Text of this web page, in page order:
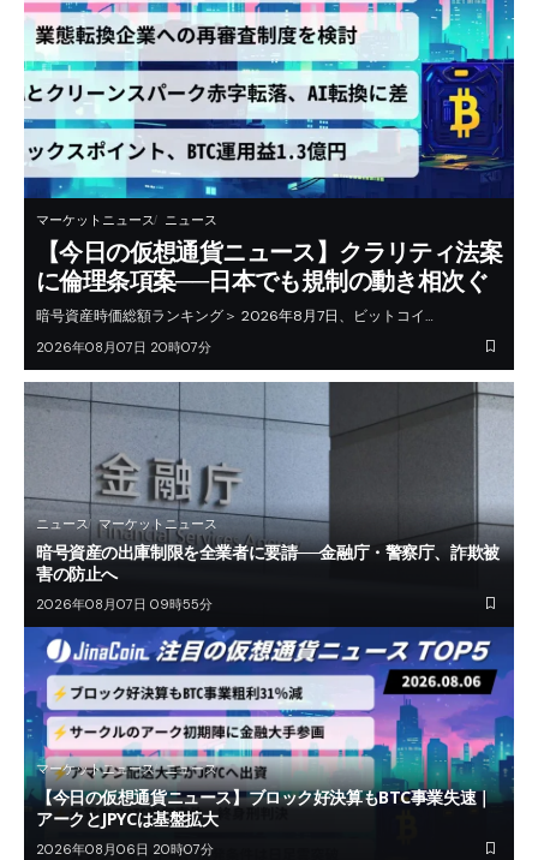
マーケットニュース ニュース
【今日の仮想通貨ニュース】クラリティ法案
に倫理条項案──日本でも規制の動き相次ぐ
暗号資産時価総額ランキング＞ 2026年8月7日、ビットコイ…
2026年08月07日 20時07分
ニュース マーケットニュース
暗号資産の出庫制限を全業者に要請──金融庁・警察庁、詐欺被
害の防止へ
2026年08月07日 09時55分
マーケットニュース ニュース
【今日の仮想通貨ニュース】ブロック好決算もBTC事業失速｜
アークとJPYCは基盤拡大
2026年08月06日 20時07分